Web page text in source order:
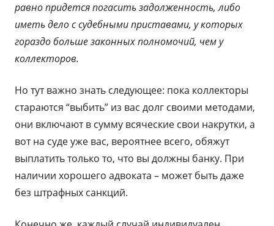
равно придется погасить задолженность, либо
иметь дело с судебными приставами, у которых
гораздо больше законных полномочий, чем у
коллекторов.
Но тут важно знать следующее: пока коллекторы
стараются “выбить” из вас долг своими методами,
они включают в сумму всяческие свои накрутки, а
вот на суде уже вас, вероятнее всего, обяжут
выплатить только то, что вы должны банку. При
наличии хорошего адвоката – может быть даже
без штрафных санкций.